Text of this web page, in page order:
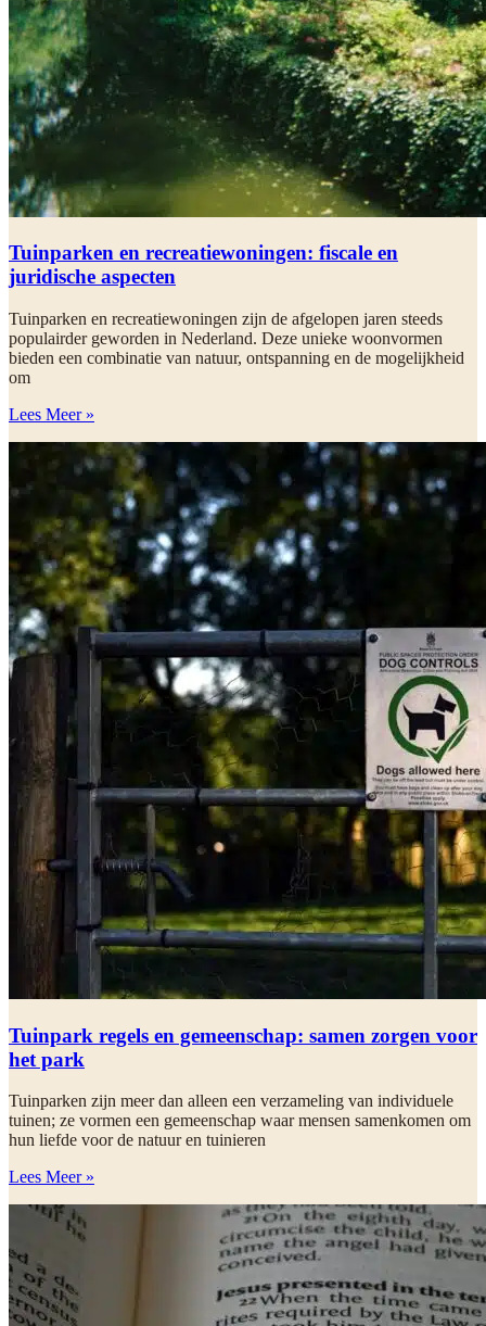
Tuinparken en recreatiewoningen: fiscale en
juridische aspecten
Tuinparken en recreatiewoningen zijn de afgelopen jaren steeds
populairder geworden in Nederland. Deze unieke woonvormen
bieden een combinatie van natuur, ontspanning en de mogelijkheid
om
Lees Meer »
Tuinpark regels en gemeenschap: samen zorgen voor
het park
Tuinparken zijn meer dan alleen een verzameling van individuele
tuinen; ze vormen een gemeenschap waar mensen samenkomen om
hun liefde voor de natuur en tuinieren
Lees Meer »